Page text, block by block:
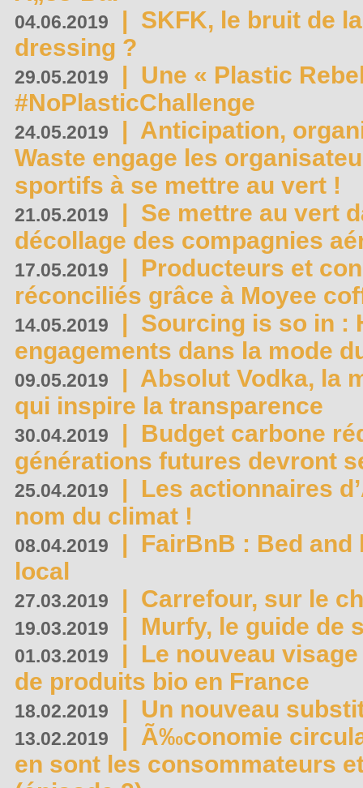
04.06.2019 | SKFK, le bruit de
dressing ?
29.05.2019 | Une « Plastic
#NoPlasticChallenge
24.05.2019 | Anticipation,
Waste engage les
sportifs à se mettre au vert !
21.05.2019 | Se mettre au vert
décollage des compagnies
17.05.2019 | Producteurs et
réconciliés grâce à Moyee
14.05.2019 | Sourcing is so in :
engagements dans la mode
09.05.2019 | Absolut Vodka, la
qui inspire la transparence
30.04.2019 | Budget carbone
générations futures devront
25.04.2019 | Les actionnaires
nom du climat !
08.04.2019 | FairBnB : Bed
local
27.03.2019 | Carrefour, sur le
19.03.2019 | Murfy, le guide de
01.03.2019 | Le nouveau
de produits bio en France
18.02.2019 | Un nouveau
13.02.2019 | Ã‰conomie
en sont les consommateurs